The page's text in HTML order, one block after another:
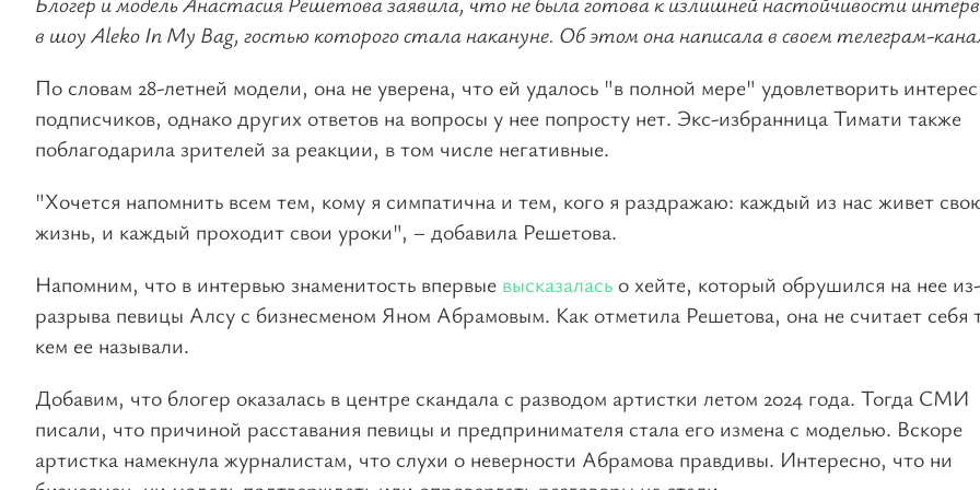
в шоу Aleko In My Bag, гостью которого стала накануне. Об этом она написала в своем телеграм-
По словам 28-летней модели, она не уверена, что ей удалось "в полной мере" удовлетворить интерес
подписчиков, однако других ответов на вопросы у нее попросту нет. Экс-избранница Тимати также
поблагодарила зрителей за реакции, в том числе негативные.
"Хочется напомнить всем тем, кому я симпатична и тем, кого я раздражаю: каждый из нас живет
жизнь, и каждый проходит свои уроки", – добавила Решетова.
Напомним, что в интервью знаменитость впервые высказалась о хейте, который обрушился на нее
разрыва певицы Алсу с бизнесменом Яном Абрамовым. Как отметила Решетова, она не считает себя
кем ее называли.
Добавим, что блогер оказалась в центре скандала с разводом артистки летом 2024 года. Тогда СМИ
писали, что причиной расставания певицы и предпринимателя стала его измена с моделью. Вскоре
артистка намекнула журналистам, что слухи о неверности Абрамова правдивы. Интересно, что ни